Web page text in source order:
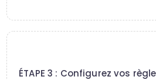
ÉTAPE 3 : Configurez vos